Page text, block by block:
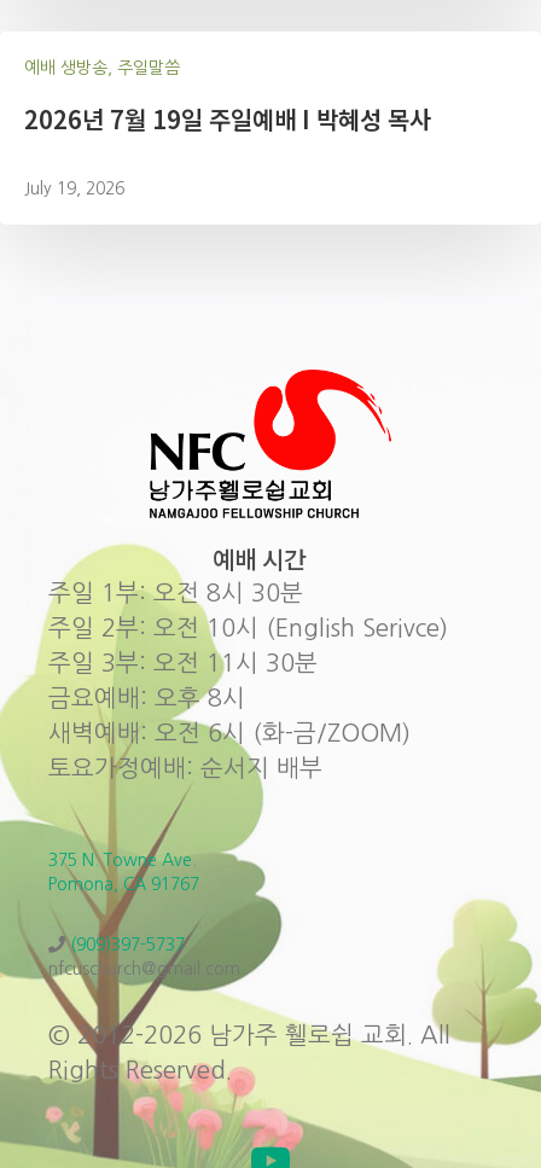
예배 생방송, 주일말씀
2026년 7월 19일 주일예배 I 박혜성 목사
July 19, 2026
예배 시간
주일 1부: 오전 8시 30분
주일 2부: 오전 10시 (English Serivce)
주일 3부: 오전 11시 30분
금요예배: 오후 8시
새벽예배: 오전 6시 (화-금/ZOOM)
토요가정예배: 순서지 배부
375 N. Towne Ave.
Pomona, CA 91767
(909)397-5737
nfcuschurch@gmail.com
© 2012-2026 남가주 휄로쉽 교회. All
Rights Reserved.